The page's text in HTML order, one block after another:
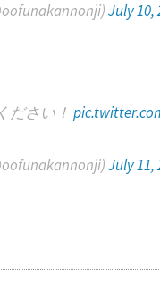
July 10,
ださい！
July 11,